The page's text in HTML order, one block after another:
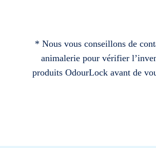
* Nous vous conseillons de
animalerie pour vérifier
produits OdourLock avant de